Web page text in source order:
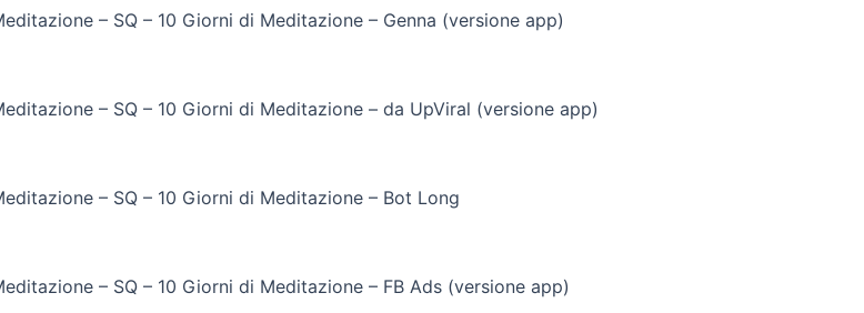
– SQ – 10 Giorni di Meditazione – Genna (versione app)
– SQ – 10 Giorni di Meditazione – da UpViral (versione app)
– SQ – 10 Giorni di Meditazione – Bot Long
– SQ – 10 Giorni di Meditazione – FB Ads (versione app)